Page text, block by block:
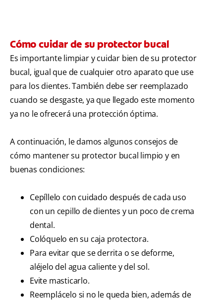
Cómo cuidar de su protector bucal
Es importante limpiar y cuidar bien de su protector
bucal, igual que de cualquier otro aparato que use
para los dientes. También debe ser reemplazado
cuando se desgaste, ya que llegado este momento
ya no le ofrecerá una protección óptima.
A continuación, le damos algunos consejos de
cómo mantener su protector bucal limpio y en
buenas condiciones:
Cepíllelo con cuidado después de cada uso
con un cepillo de dientes y un poco de crema
dental.
Colóquelo en su caja protectora.
Para evitar que se derrita o se deforme,
aléjelo del agua caliente y del sol.
Evite masticarlo.
Reemplácelo si no le queda bien, además de